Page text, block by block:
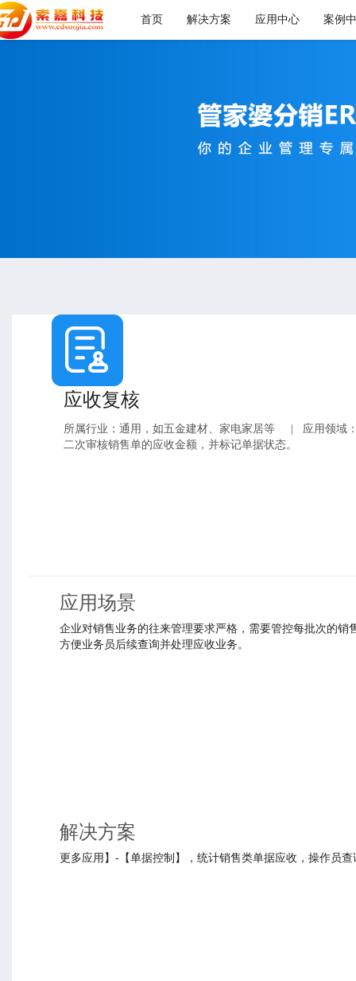
首页 解决方案 应用中心 案例
应收复核
所属行业：通用，如五金建材、家电家居等
应用领域
二次审核销售单的应收金额，并标记单据状态。
应用场景
企业对销售业务的往来管理要求严格，需要管控每批次的
方便业务员后续查询并处理应收业务。
解决方案
更多应用】-【单据控制】，统计销售类单据应收，操作员